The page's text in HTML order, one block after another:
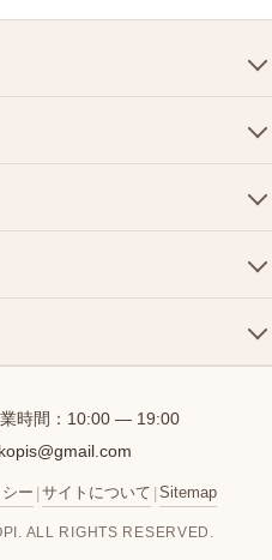
時間：10:00 — 19:00
ー サイトについて Sitemap
ALL RIGHTS RESERVED.